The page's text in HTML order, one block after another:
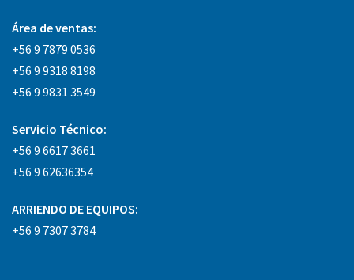
Área de ventas:
+56 9 7879 0536
+56 9 9318 8198
+56 9 9831 3549
Servicio Técnico:
+56 9 6617 3661
+56 9 62636354
ARRIENDO DE EQUIPOS:
+56 9 7307 3784